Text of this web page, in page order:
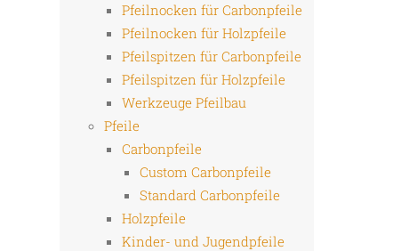
Pfeilnocken für Carbonpfeile
Pfeilnocken für Holzpfeile
Pfeilspitzen für Carbonpfeile
Pfeilspitzen für Holzpfeile
Werkzeuge Pfeilbau
Pfeile
Carbonpfeile
Custom Carbonpfeile
Standard Carbonpfeile
Holzpfeile
Kinder- und Jugendpfeile